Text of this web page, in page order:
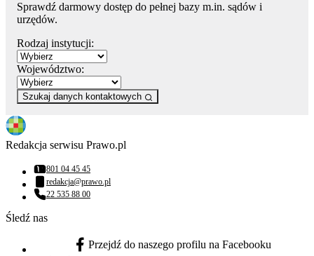
Sprawdź darmowy dostęp do pełnej bazy m.in. sądów i
urzędów.
Rodzaj instytucji:
Województwo:
Szukaj danych kontaktowych
Redakcja serwisu Prawo.pl
Numer telefonu:
801 04 45 45
Adres email:
redakcja@prawo.pl
Numer telefonu:
22 535 88 00
Śledź nas
facebook - otwiera się w nowej karcie
Przejdź do naszego profilu na Facebooku